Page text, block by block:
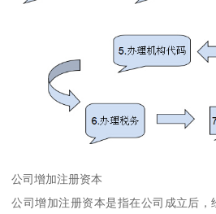
公司增加注册资本
公司增加注册资本是指在公司成立后